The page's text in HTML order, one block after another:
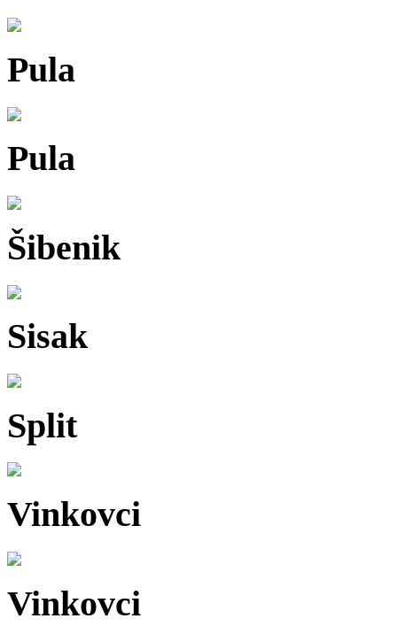
Pula
Pula
Šibenik
Sisak
Split
Vinkovci
Vinkovci